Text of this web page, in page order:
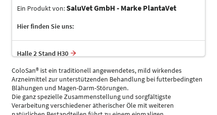
Ein Produkt von:SaluVet GmbH - Marke PlantaVet
Hier finden Sie uns:
Halle 2 Stand H30
ColoSan® ist ein traditionell angewendetes, mild wirkendes
Arzneimittel zur unterstützenden Behandlung bei futterbedingten
Blähungen und Magen-Darm-Störungen.
Die ganz spezielle Zusammenstellung und sorgfältigste
Verarbeitung verschiedener ätherischer Öle mit weiteren